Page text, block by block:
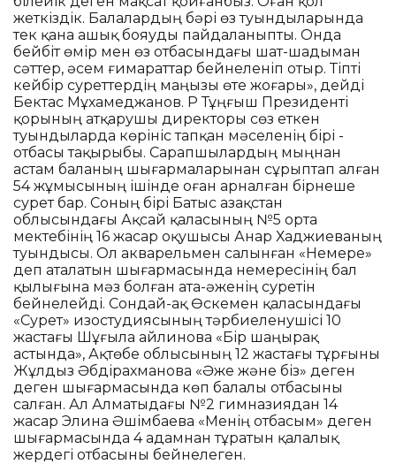
жеткіздік. Балалардың бәрі өз туындыларында
тек қана ашық бояуды пайдаланыпты. Онда
бейбіт өмір мен өз отбасындағы шат-шадыман
сәттер, әсем ғимараттар бейнеленіп отыр. Тіпті
кейбір суреттердің маңызы өте жоғары», дейді
Бектас Мұхамеджанов. ҚР Тұңғыш Президенті
қорының атқарушы директоры сөз еткен
туындыларда көрініс тапқан мәселенің бірі -
отбасы тақырыбы. Сарапшылардың мыңнан
астам баланың шығармаларынан сұрыптап алған
54 жұмысының ішінде оған арналған бірнеше
сурет бар. Соның бірі Батыс Қазақстан
облысындағы Ақсай қаласының №5 орта
мектебінің 16 жасар оқушысы Анар Хаджиеваның
туындысы. Ол акварельмен салынған «Немере»
деп аталатын шығармасында немересінің бал
қылығына мәз болған ата-әженің суретін
бейнелейді. Сондай-ақ Өскемен қаласындағы
«Сурет» изостудиясының тәрбиеленушісі 10
жастағы Шұғыла Қайлинова «Бір шаңырақ
астында», Ақтөбе облысының 12 жастағы тұрғыны
Жұлдыз Әбдірахманова «Әже және біз» деген
деген шығармасында көп балалы отбасыны
салған. Ал Алматыдағы №2 гимназиядан 14
жасар Элина Әшімбаева «Менің отбасым» деген
шығармасында 4 адамнан тұратын қалалық
жердегі отбасыны бейнелеген.